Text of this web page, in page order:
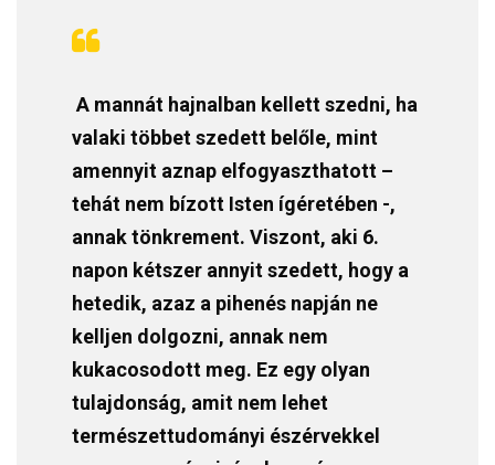
A mannát hajnalban kellett szedni, ha
valaki többet szedett belőle, mint
amennyit aznap elfogyaszthatott –
tehát nem bízott Isten ígéretében -,
annak tönkrement. Viszont, aki 6.
napon kétszer annyit szedett, hogy a
hetedik, azaz a pihenés napján ne
kelljen dolgozni, annak nem
kukacosodott meg. Ez egy olyan
tulajdonság, amit nem lehet
természettudományi észérvekkel